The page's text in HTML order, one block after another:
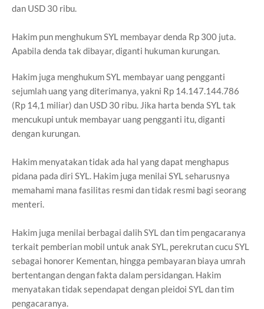
dan USD 30 ribu.
Hakim pun menghukum SYL membayar denda Rp 300 juta.
Apabila denda tak dibayar, diganti hukuman kurungan.
Hakim juga menghukum SYL membayar uang pengganti
sejumlah uang yang diterimanya, yakni Rp 14.147.144.786
(Rp 14,1 miliar) dan USD 30 ribu. Jika harta benda SYL tak
mencukupi untuk membayar uang pengganti itu, diganti
dengan kurungan.
Hakim menyatakan tidak ada hal yang dapat menghapus
pidana pada diri SYL. Hakim juga menilai SYL seharusnya
memahami mana fasilitas resmi dan tidak resmi bagi seorang
menteri.
Hakim juga menilai berbagai dalih SYL dan tim pengacaranya
terkait pemberian mobil untuk anak SYL, perekrutan cucu SYL
sebagai honorer Kementan, hingga pembayaran biaya umrah
bertentangan dengan fakta dalam persidangan. Hakim
menyatakan tidak sependapat dengan pleidoi SYL dan tim
pengacaranya.